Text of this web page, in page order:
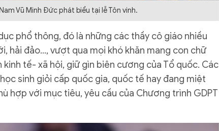
Vũ Minh Đức phát biểu tại lễ Tôn vinh.
phổ thông, đó là những các thầy cô giáo nhiều
hải đảo…, vượt qua mọi khó khăn mang con chữ
tế- xã hội, giữ gìn biên cương của Tổ quốc. Các
sinh giỏi cấp quốc gia, quốc tế hay đang miệt
hợp với mục tiêu, yêu cầu của Chương trình GDPT